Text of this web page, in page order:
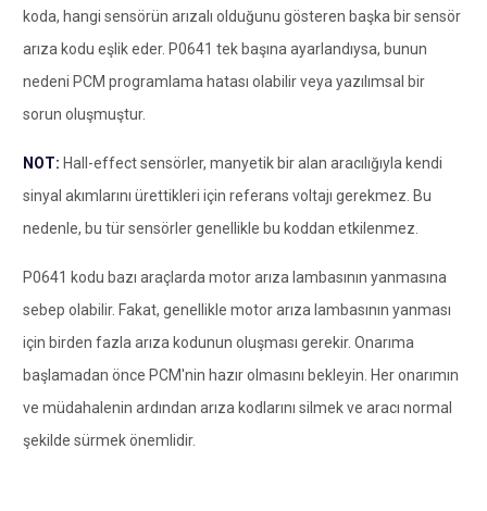
koda, hangi sensörün arızalı olduğunu gösteren başka bir sensör
arıza kodu eşlik eder. P0641 tek başına ayarlandıysa, bunun
nedeni PCM programlama hatası olabilir veya yazılımsal bir
sorun oluşmuştur.
NOT: Hall-effect sensörler, manyetik bir alan aracılığıyla kendi
sinyal akımlarını ürettikleri için referans voltajı gerekmez. Bu
nedenle, bu tür sensörler genellikle bu koddan etkilenmez.
P0641 kodu bazı araçlarda motor arıza lambasının yanmasına
sebep olabilir. Fakat, genellikle motor arıza lambasının yanması
için birden fazla arıza kodunun oluşması gerekir. Onarıma
başlamadan önce PCM'nin hazır olmasını bekleyin. Her onarımın
ve müdahalenin ardından arıza kodlarını silmek ve aracı normal
şekilde sürmek önemlidir.